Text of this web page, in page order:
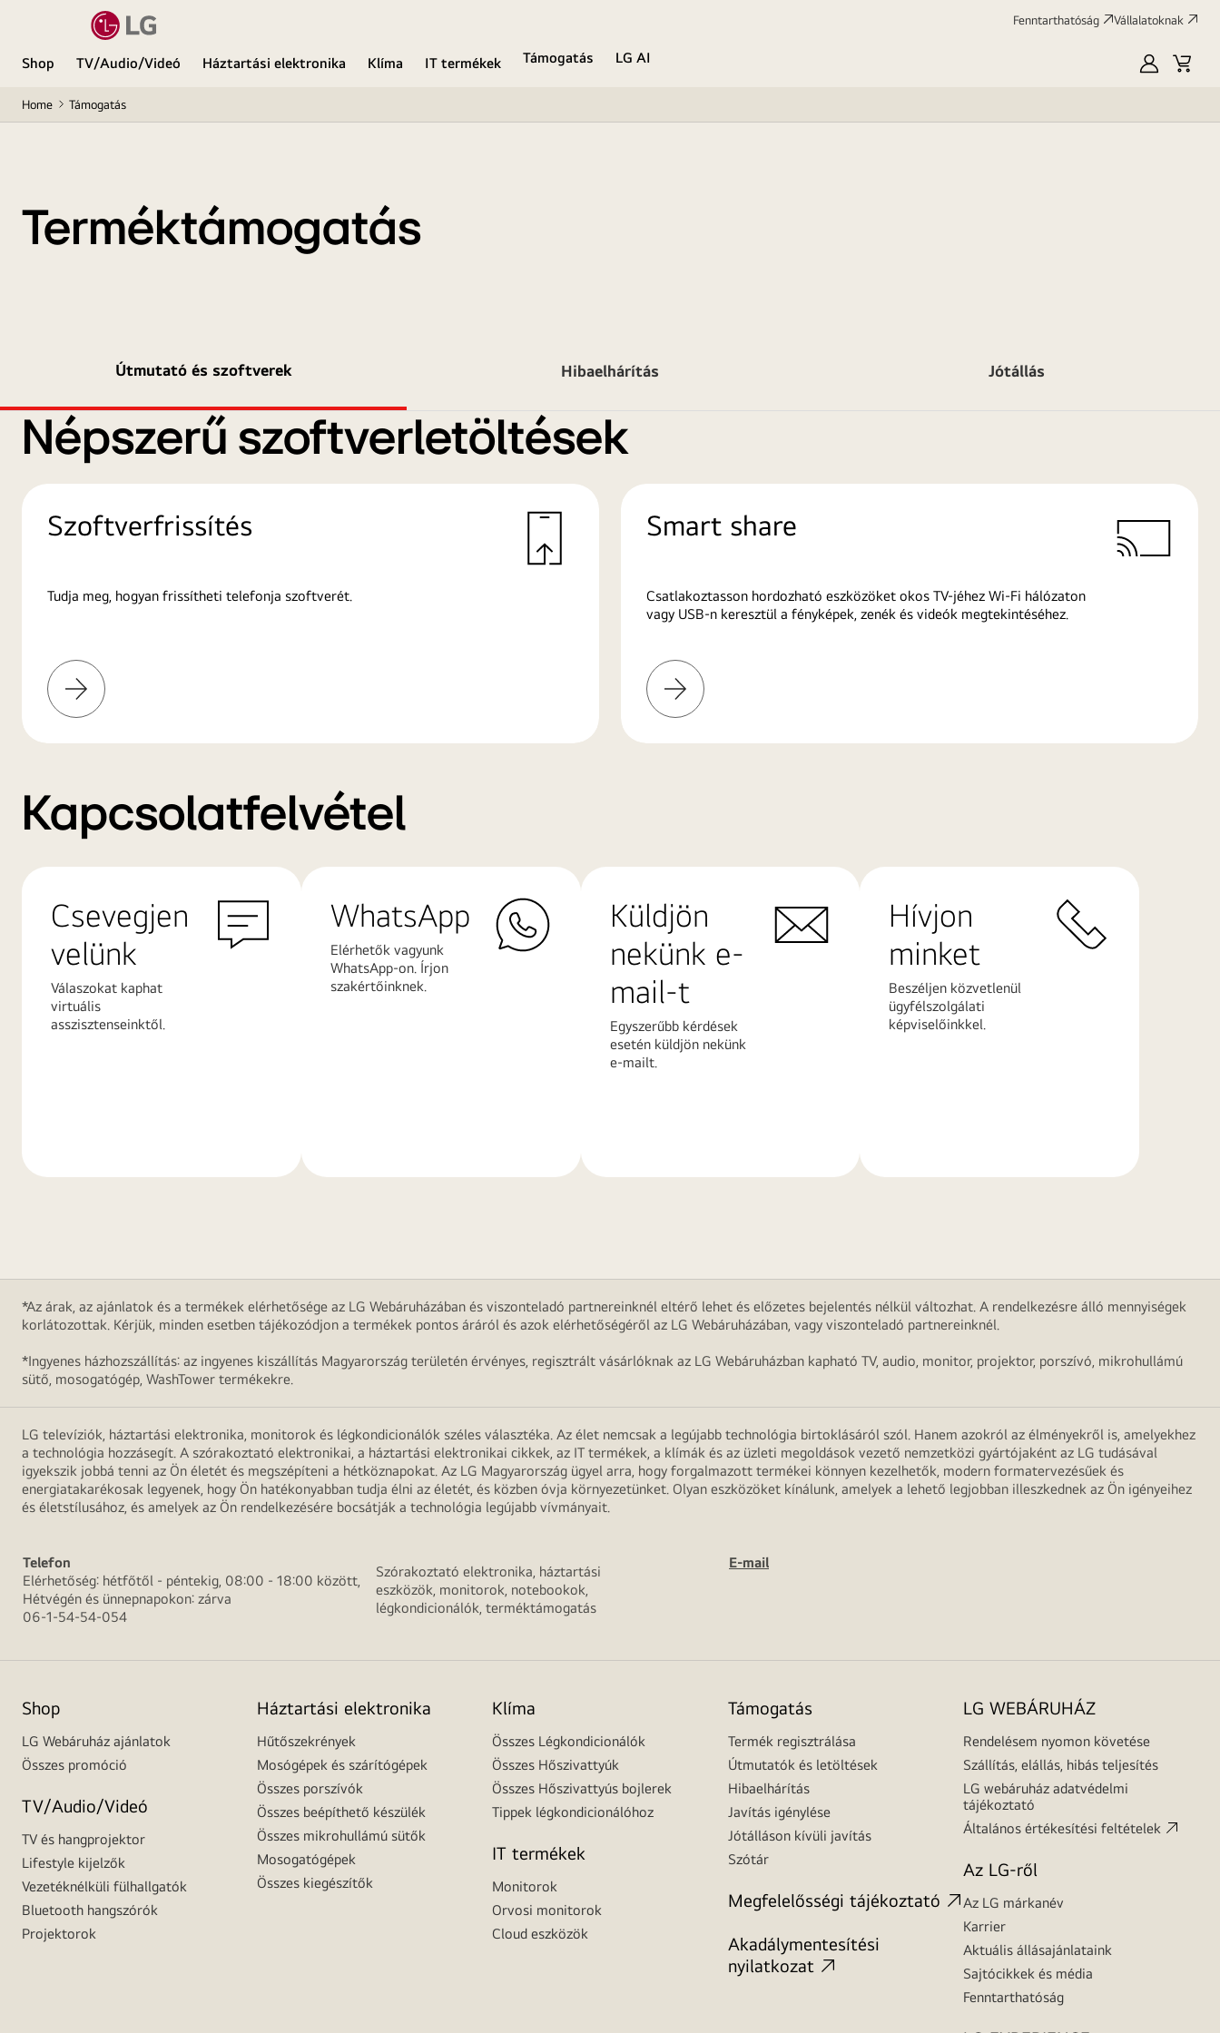
Fenntarthatóság Vállalatoknak
Shop TV/Audio/Videó Háztartási elektronika Klíma IT termékek Támogatás
LG AI
SajátKosár
Home Támogatás
Terméktámogatás
Útmutató és szoftverek Hibaelhárítás Jótállás
Népszerű szoftverletöltések
Szoftverfrissítés
Tudja meg, hogyan frissítheti telefonja szoftverét.
További
információk
Smart share
Csatlakoztasson hordozható eszközöket okos TV-jéhez Wi-Fi hálózaton
vagy USB-n keresztül a fényképek, zenék és videók megtekintéséhez.
További
információk
Kapcsolatfelvétel
Csevegjen
velünk
Válaszokat kaphat
virtuális
asszisztenseinktől.
WhatsApp
Elérhetők vagyunk
WhatsApp-on. Írjon
szakértőinknek.
Küldjön
nekünk e-
mail-t
Egyszerűbb kérdések
esetén küldjön nekünk
e-mailt.
Hívjon
minket
Beszéljen közvetlenül
ügyfélszolgálati
képviselőinkkel.
*Az árak, az ajánlatok és a termékek elérhetősége az LG Webáruházában és viszonteladó partnereinknél eltérő lehet és előzetes bejelentés nélkül változhat. A rendelkezésre álló mennyiségek
korlátozottak. Kérjük, minden esetben tájékozódjon a termékek pontos áráról és azok elérhetőségéről az LG Webáruházában, vagy viszonteladó partnereinknél.
*Ingyenes házhozszállítás: az ingyenes kiszállítás Magyarország területén érvényes, regisztrált vásárlóknak az LG Webáruházban kapható TV, audio, monitor, projektor, porszívó, mikrohullámú
sütő, mosogatógép, WashTower termékekre.
LG televíziók, háztartási elektronika, monitorok és légkondicionálók széles választéka. Az élet nemcsak a legújabb technológia birtoklásáról szól. Hanem azokról az élményekről is, amelyekhez
a technológia hozzásegít. A szórakoztató elektronikai, a háztartási elektronikai cikkek, az IT termékek, a klímák és az üzleti megoldások vezető nemzetközi gyártójaként az LG tudásával
igyekszik jobbá tenni az Ön életét és megszépíteni a hétköznapokat. Az LG Magyarország ügyel arra, hogy forgalmazott termékei könnyen kezelhetők, modern formatervezésűek és
energiatakarékosak legyenek, hogy Ön hatékonyabban tudja élni az életét, és közben óvja környezetünket. Olyan eszközöket kínálunk, amelyek a lehető legjobban illeszkednek az Ön igényeihez
és életstílusához, és amelyek az Ön rendelkezésére bocsátják a technológia legújabb vívmányait.
Telefon
Elérhetőség: hétfőtől - péntekig, 08:00 - 18:00 között,
Hétvégén és ünnepnapokon: zárva
06-1-54-54-054
Szórakoztató elektronika, háztartási
eszközök, monitorok, notebookok,
légkondicionálók, terméktámogatás
E-mail
Shop
LG Webáruház ajánlatok
Összes promóció
TV/Audio/Videó
TV és hangprojektor
Lifestyle kijelzők
Vezetéknélküli fülhallgatók
Bluetooth hangszórók
Projektorok
Háztartási elektronika
Hűtőszekrények
Mosógépek és szárítógépek
Összes porszívók
Összes beépíthető készülék
Összes mikrohullámú sütők
Mosogatógépek
Összes kiegészítők
Klíma
Összes Légkondicionálók
Összes Hőszivattyúk
Összes Hőszivattyús bojlerek
Tippek légkondicionálóhoz
IT termékek
Monitorok
Orvosi monitorok
Cloud eszközök
Támogatás
Termék regisztrálása
Útmutatók és letöltések
Hibaelhárítás
Javítás igénylése
Jótálláson kívüli javítás
Szótár
Megfelelősségi tájékoztató
Akadálymentesítési
nyilatkozat
LG WEBÁRUHÁZ
Rendelésem nyomon követése
Szállítás, elállás, hibás teljesítés
LG webáruház adatvédelmi
tájékoztató
Általános értékesítési feltételek
Az LG-ről
Az LG márkanév
Karrier
Aktuális állásajánlataink
Sajtócikkek és média
Fenntarthatóság